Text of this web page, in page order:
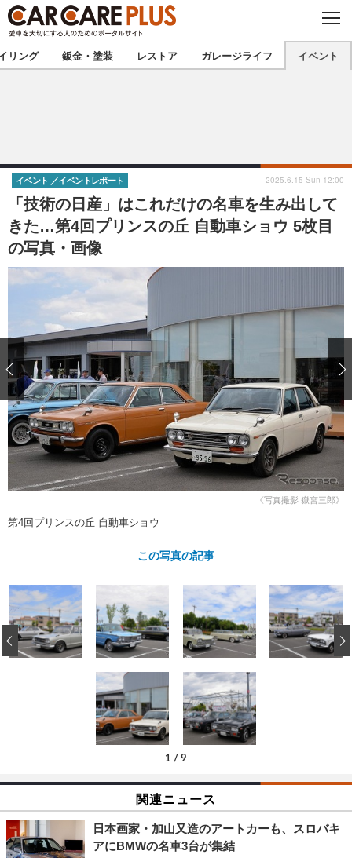
C
O
S
E
★カーケアプラス認定★ 厳選プロショップを地域から探す
甲信越 北陸
東海 関西
中国
九州
注目の記事
ショップレポート
自動車豆知識 ストップ！不具合修理＆粗悪修理
鈑金・塗装
ディテイリング
ディテイリング 洗車
ヘッドライト磨き コーティング
フィルム・ラッピング
鈑金・塗装
小キズ直し 防錆
特集記事
ストップ 不具合修理＆粗悪修理
カーメーカー「旧車」関連プロジェ
クト
ショップ紹介
ショップレポート プロショップ検索
レストア
カーメーカー「旧車」関連プロジ
イベント
リング 鈑金・塗装 レストア ガレージライフ イベント
「技術の日産」はこれだけの名車を生み出して
きた…第4回プリンスの丘 自動車ショウ 5枚目
の写真・画像
イベント イベントレポート 2025.6.15 Sun 12:00
《写真撮影 嶽宮三郎》
第4回プリンスの丘 自動車ショウ
この写真の記事
1 / 9
‹
関連ニュース
日本画家・加山又造のアートカーも、スロバキ
アにBMWの名車3台が集結